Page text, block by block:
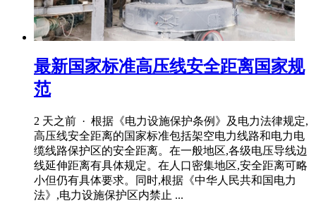
最新国家标准高压线安全距离国家规
范
2 天之前 · 根据《电力设施保护条例》及电力法律规定,
高压线安全距离的国家标准包括架空电力线路和电力电
缆线路保护区的安全距离。在一般地区,各级电压导线边
线延伸距离有具体规定。在人口密集地区,安全距离可略
小但仍有具体要求。同时,根据《中华人民共和国电力
法》,电力设施保护区内禁止 ...